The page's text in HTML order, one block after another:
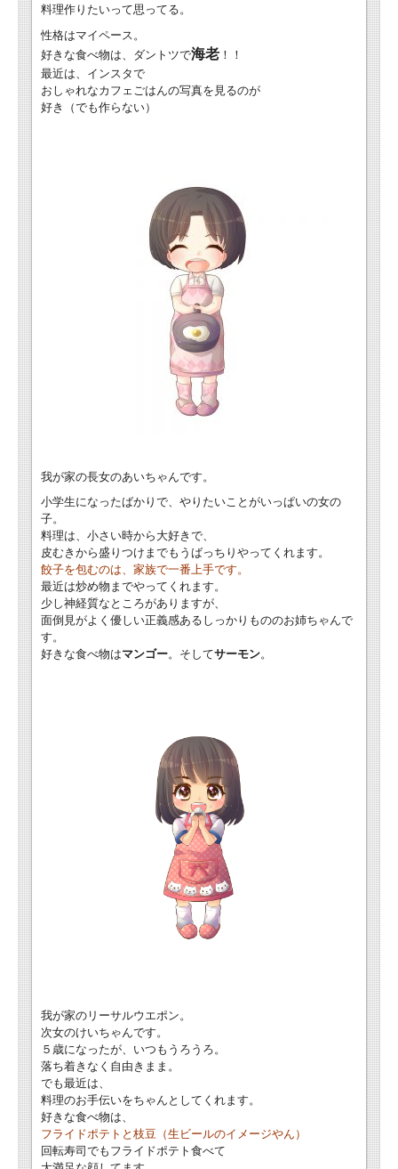
料理作りたいって思ってる。
性格はマイペース。
好きな食べ物は、ダントツで海老 ！！
最近は、インスタで
おしゃれなカフェごはんの写真を見るのが
好き（でも作らない）
我が家の長女のあいちゃんです。
小学生になったばかりで、やりたいことがいっぱいの女の
子。
料理は、小さい時から大好きで、
皮むきから盛りつけまでもうばっちりやってくれます。
餃子を包むのは、家族で一番上手です。
最近は炒め物までやってくれます。
少し神経質なところがありますが、
面倒見がよく優しい正義感あるしっかりもののお姉ちゃんで
す。
好きな食べ物はマンゴー。そしてサーモン。
我が家のリーサルウエポン。
次女のけいちゃんです。
５歳になったが、いつもうろうろ。
落ち着きなく自由きまま。
でも最近は、
料理のお手伝いをちゃんとしてくれます。
好きな食べ物は、
フライドポテトと枝豆（生ビールのイメージやん）
回転寿司でもフライドポテト食べて